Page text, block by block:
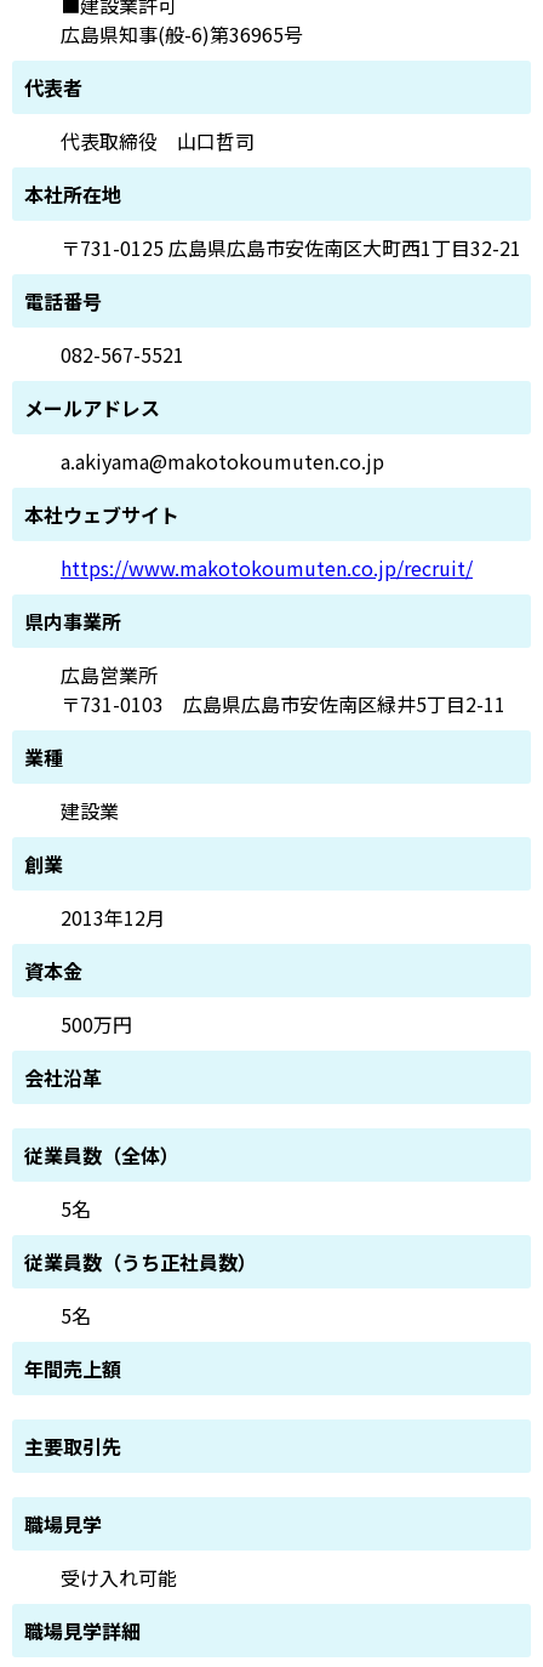
広島県知事(般-6)第36965号
代表者
代表取締役 山口哲司
本社所在地
〒731-0125 広島県広島市安佐南区大町西1丁目32-21
電話番号
082-567-5521
メールアドレス
a.akiyama@makotokoumuten.co.jp
本社ウェブサイト
https://www.makotokoumuten.co.jp/recruit/
県内事業所
広島営業所
〒731-0103 広島県広島市安佐南区緑井5丁目2-11
業種
建設業
創業
2013年12月
資本金
500万円
会社沿革
従業員数（全体）
5名
従業員数（うち正社員数）
5名
年間売上額
主要取引先
職場見学
受け入れ可能
職場見学詳細